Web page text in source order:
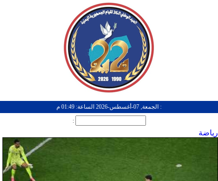
: الجمعة, 07-أغسطس-2026 الساعة: 01:49 م
:
رياضة